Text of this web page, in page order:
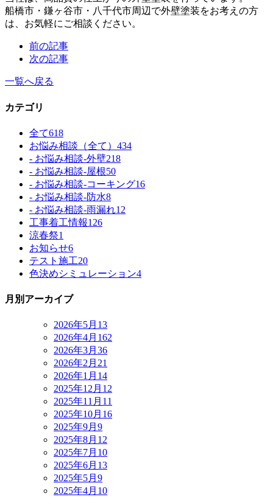
船橋市・鎌ヶ谷市・八千代市周辺で外壁塗装をお考えの方
は、お気軽にご相談ください。
前の記事
次の記事
一覧へ戻る
カテゴリ
全て618
お悩み相談（全て） 434
- お悩み相談-外壁218
- お悩み相談-屋根50
- お悩み相談-コーキング16
- お悩み相談-防水8
- お悩み相談-雨漏れ12
工事着工情報126
涼春祭1
お知らせ6
テスト施工20
色決めシミュレーション4
月別アーカイブ
2026年5月 13
2026年4月 162
2026年3月 36
2026年2月 21
2026年1月 14
2025年12月 12
2025年11月 11
2025年10月 16
2025年9月 9
2025年8月 12
2025年7月 10
2025年6月 13
2025年5月 9
2025年4月 10